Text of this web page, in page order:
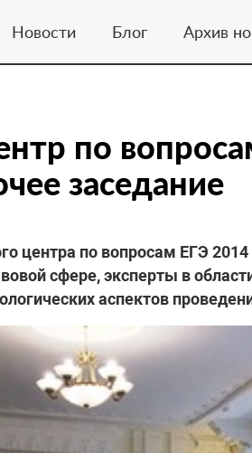
Новости Блог Архив
по
заседание
центра по вопросам ЕГЭ 2014
сфере, эксперты в
аспектов